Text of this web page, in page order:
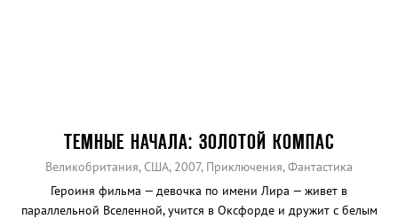
ТЕМНЫЕ НАЧАЛА: ЗОЛОТОЙ КОМПАС
Великобритания, США, 2007, Приключения, Фантастика
Героиня фильма — девочка по имени Лира — живет в
параллельной Вселенной, учится в Оксфорде и дружит с белым